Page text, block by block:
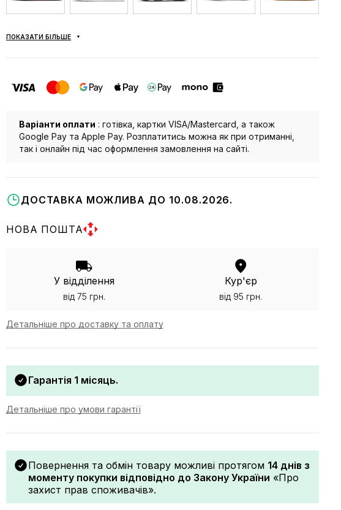
ПОКАЗАТИ БІЛЬШЕ
Варіанти оплати : готівка, картки VISA/Mastercard, а також
Google Pay та Apple Pay. Розплатитись можна як при отриманні,
так і онлайн під час оформлення замовлення на сайті.
ДОСТАВКА МОЖЛИВА ДО 10.08.2026.
НОВА ПОШТА
У відділення
від 75 грн.
Кур'єр
від 95 грн.
Детальніше про доставку та оплату
Гарантія 1 місяць.
Детальніше про умови гарантії
Повернення та обмін товару можливі протягом 14 днів з
моменту покупки відповідно до Закону України «Про
захист прав споживачів».